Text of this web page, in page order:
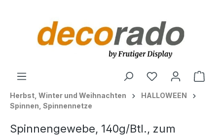
Herbst, Winter und Weihnachten
HALLOWEEN
Spinnen, Spinnennetze
Spinnengewebe, 140g/Btl., zum